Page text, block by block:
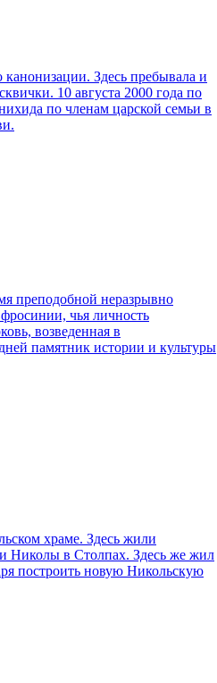
Здесь пребывала и
10 августа 2000 года по
по членам царской семьи в
преподобной неразрывно
чья личность
возведенная в
памятник истории и культуры
храме. Здесь жили
Николы в Столпах. Здесь же жил
построить новую Никольскую